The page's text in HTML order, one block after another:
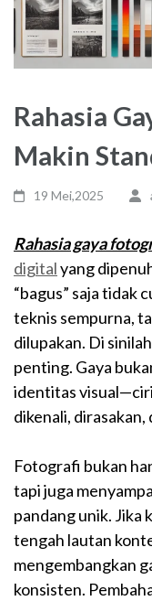
Rahasia
Makin
19 Mei,2025
Rahasia gaya
digitalyang
“bagus” saja tidak
teknis sempurna,
dilupakan. Di
penting. Gaya
identitas
dikenali, dirasakan,
Fotografi bukan
tapi juga
pandang unik. Jika
tengah lautan
mengembangkan
konsisten.